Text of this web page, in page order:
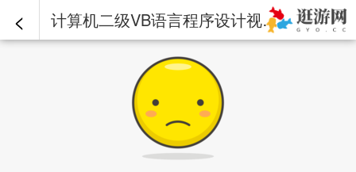
< 计算机二级VB语言程序设计视频课程-第02章-操作：窗体的事件.mp4 - 2020年全国计算机二级VB语言程序设计精讲教学视频课程(16章)